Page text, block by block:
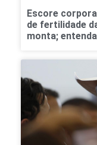
Escore
de fertilidade
monta; entenda